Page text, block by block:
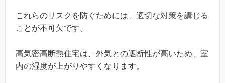
これらのリスクを防ぐためには、適切な対策を講じる
ことが不可欠です。
高気密高断熱住宅は、外気との遮断性が高いため、室
内の湿度が上がりやすくなります。